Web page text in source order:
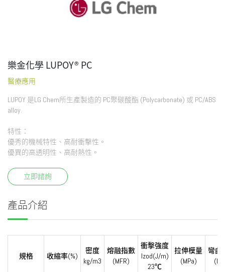
樂金化學 LUPOY® PC
醫療應用
LUPOY 是LG Chem所生產製造的 PC聚碳酸酯 (Polycarbonate) 或 PC/ABS
alloy.
特性：
優秀的機械特性、高耐衝擊性。
優異的高透明性、高耐熱性。
立即諮詢
產品介紹
規格 收縮率(%)
密度
kg/m3
熔融指數
(MFR)
衝擊強度
Izod(J/m)
23℃
拉伸模量
(MPa)
彎曲